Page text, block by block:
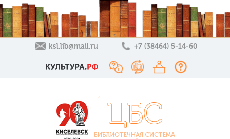
ksl.lib@mail.ru +7 (38464) 5-14-60